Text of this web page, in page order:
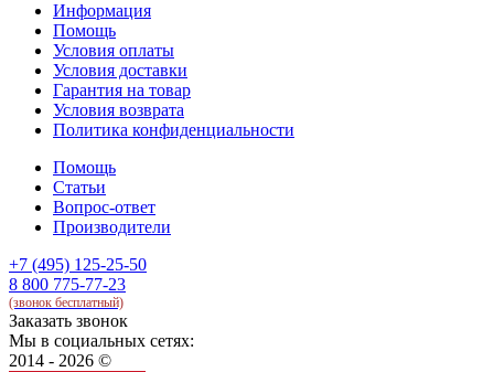
Информация
Помощь
Условия оплаты
Условия доставки
Гарантия на товар
Условия возврата
Политика конфиденциальности
Помощь
Статьи
Вопрос-ответ
Производители
+7 (495) 125-25-50
8 800 775-77-23
(звонок бесплатный)
Заказать звонок
Мы в социальных сетях:
2014 - 2026 ©